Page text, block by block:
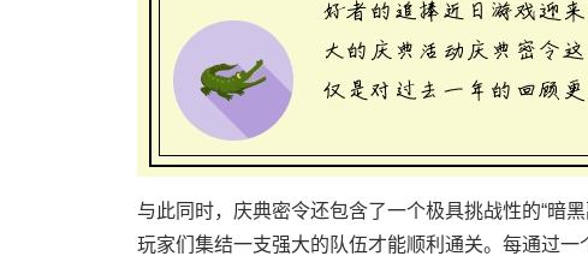
与此同时，庆典密令还包含了一个极具挑战性的“暗
玩家们集结一支强大的队伍才能顺利通关。每通过